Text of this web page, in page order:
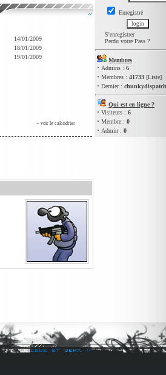
14/01/2009
18/01/2009
19/01/2009
+ voir le calendrier
Enregistré
S'enregistrer
Perdu votre Pass ?
Membres
· Admins : 6
· Membres : 41733 [Liste]
· Dernier :
Qui est en ligne ?
· Visiteurs : 6
· Membre : 0
· Admin : 0